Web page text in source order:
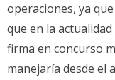
operaciones, ya
que en la
firma en concurso
manejaría desde el